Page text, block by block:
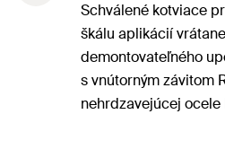
Schválené kotviace
škálu aplikácií
demontovateľného
s vnútorným závitom
nehrdzavejúcej ocele